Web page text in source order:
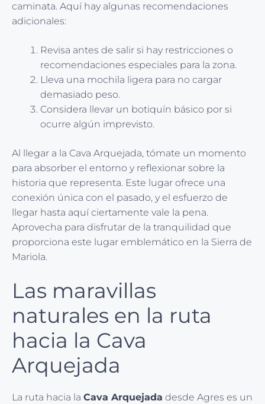
caminata. Aquí hay algunas recomendaciones
adicionales:
Revisa antes de salir si hay restricciones o
recomendaciones especiales para la zona.
Lleva una mochila ligera para no cargar
demasiado peso.
Considera llevar un botiquín básico por si
ocurre algún imprevisto.
Al llegar a la Cava Arquejada, tómate un momento
para absorber el entorno y reflexionar sobre la
historia que representa. Este lugar ofrece una
conexión única con el pasado, y el esfuerzo de
llegar hasta aquí ciertamente vale la pena.
Aprovecha para disfrutar de la tranquilidad que
proporciona este lugar emblemático en la Sierra de
Mariola.
Las maravillas
naturales en la ruta
hacia la Cava
Arquejada
La ruta hacia la Cava Arquejada desde Agres es un